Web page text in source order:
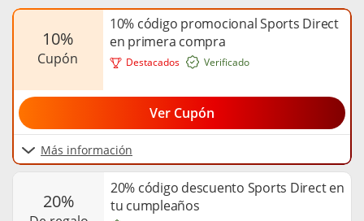
Destacados
10%
cupón
10% código promocional Sports Direct
en primera compra
Más información
Verificado
Ver Cupón
20%
20% código descuento Sports Direct en
tu cumpleaños